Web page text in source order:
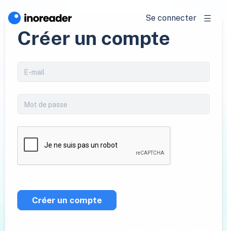
Se connecter
Créer un compte
Créer un compte